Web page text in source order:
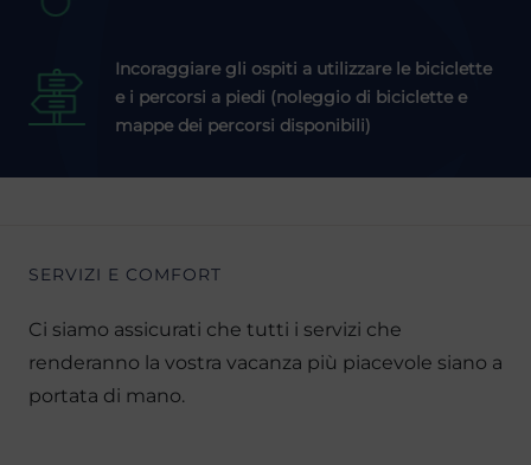
Incoraggiare gli ospiti a utilizzare le biciclette
e i percorsi a piedi (noleggio di biciclette e
mappe dei percorsi disponibili)
SERVIZI E COMFORT
Ci siamo assicurati che tutti i servizi che
renderanno la vostra vacanza più piacevole siano a
portata di mano.